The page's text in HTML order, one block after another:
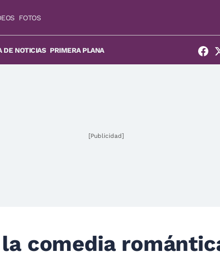
FOTOS
DE NOTICIAS PRIMERA PLANA
[Publicidad]
comedia